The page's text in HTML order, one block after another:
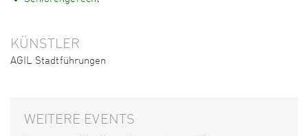
KÜNSTLER
AGIL Stadtführungen
WEITERE EVENTS